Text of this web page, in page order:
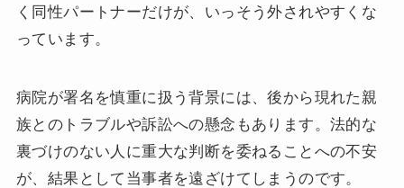
く同性パートナーだけが、いっそう外されやすくな
っています。
病院が署名を慎重に扱う背景には、後から現れた親
族とのトラブルや訴訟への懸念もあります。法的な
裏づけのない人に重大な判断を委ねることへの不安
が、結果として当事者を遠ざけてしまうのです。